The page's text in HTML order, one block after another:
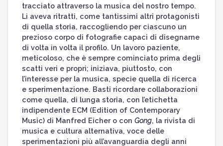
tracciato attraverso la musica del nostro tempo.
Li aveva ritratti, come tantissimi altri protagonisti
di quella storia, raccogliendo per ciascuno un
prezioso corpo di fotografie capaci di disegnarne
di volta in volta il profilo. Un lavoro paziente,
meticoloso, che è sempre cominciato prima degli
scatti veri e propri; iniziava, piuttosto, con
l’interesse per la musica, specie quella di ricerca
e sperimentazione. Basti ricordare collaborazioni
come quella, di lunga storia, con l’etichetta
indipendente ECM (Edition of Contemporary
Music) di Manfred Eicher o con Gong, la rivista di
musica e cultura alternativa, voce delle
sperimentazioni più all’avanguardia degli anni